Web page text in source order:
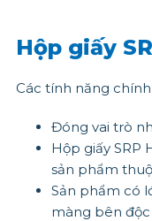
Hộp giấy
Các tính năng chính:
Đóng vai trò
Hộp giấy SRP
sản phẩm
Sản phẩm có
màng bên độc